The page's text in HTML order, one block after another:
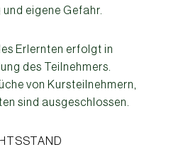
eigene Gefahr.
Erlernten erfolgt in
des Teilnehmers.
von Kursteilnehmern,
sind ausgeschlossen.